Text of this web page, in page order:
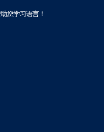
您学习语言！